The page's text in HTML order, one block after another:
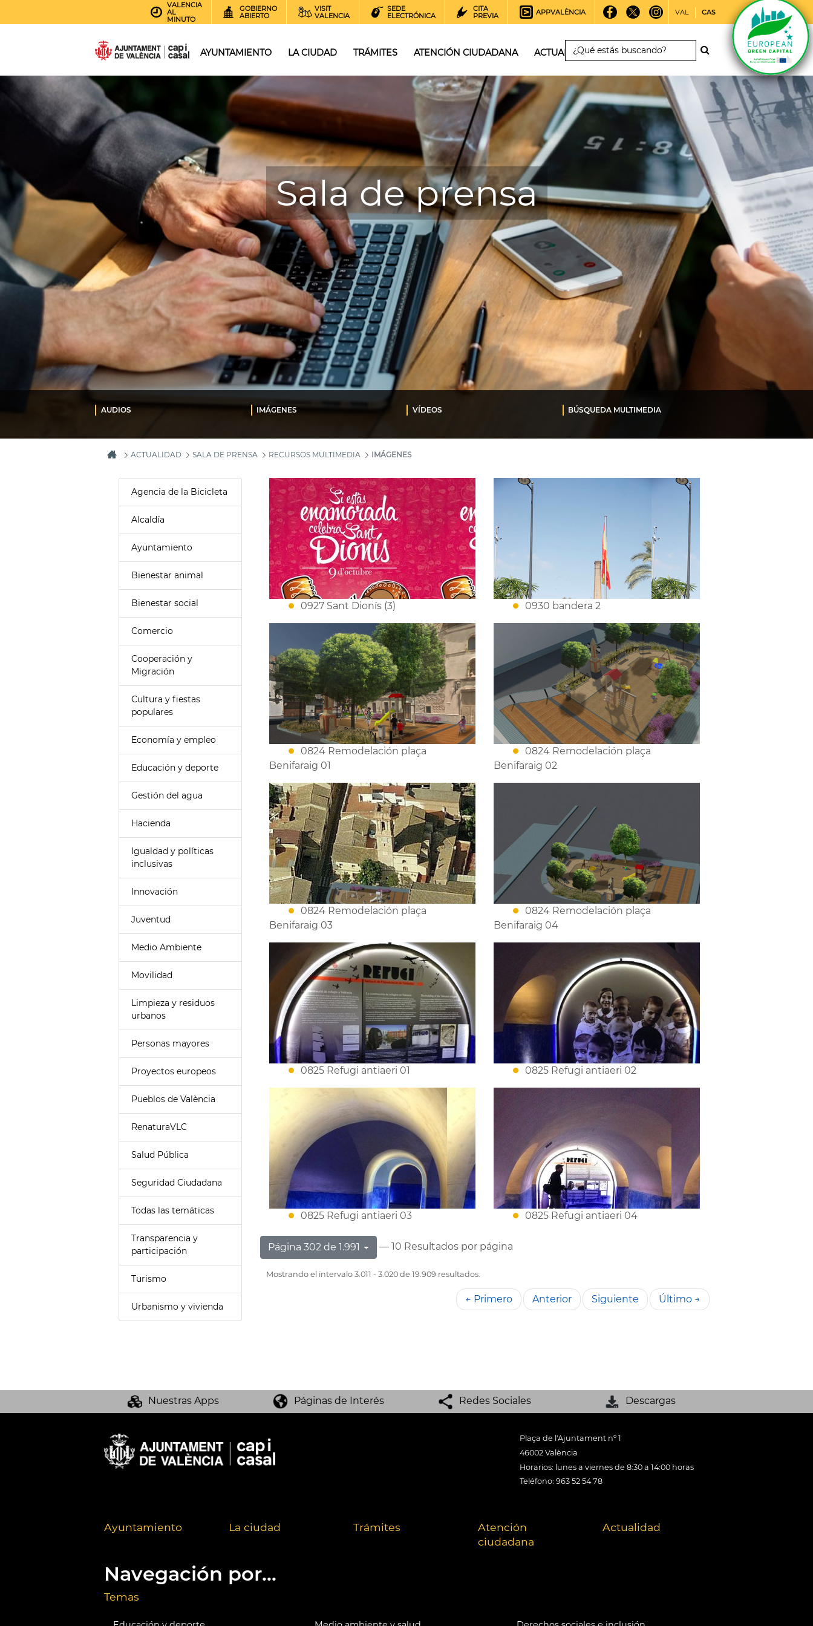
VALENCIA
AL
MINUTO
GOBIERNO
ABIERTO
VISIT
VALENCIA
SEDE
ELECTRÓNICA
CITA
PREVIA
APPVALÈNCIA VAL CAS
AYUNTAMIENTO LA CIUDAD TRÁMITES ATENCIÓN CIUDADANA ACTUALIDAD
Sala de prensa
AUDIOS IMÁGENES VÍDEOS BÚSQUEDA MULTIMEDIA
ACTUALIDAD SALA DE PRENSA RECURSOS MULTIMEDIA IMÁGENES
Agencia de la Bicicleta
Alcaldía
Ayuntamiento
Bienestar animal
Bienestar social
Comercio
Cooperación y
Migración
Cultura y fiestas
populares
Economía y empleo
Educación y deporte
Gestión del agua
Hacienda
Igualdad y políticas
inclusivas
Innovación
Juventud
Medio Ambiente
Movilidad
Limpieza y residuos
urbanos
Personas mayores
Proyectos europeos
Pueblos de València
RenaturaVLC
Salud Pública
Seguridad Ciudadana
Todas las temáticas
Transparencia y
participación
Turismo
Urbanismo y vivienda
0927 Sant Dionís (3) 0930 bandera 2
0824 Remodelación plaça
Benifaraig 01
0824 Remodelación plaça
Benifaraig 02
0824 Remodelación plaça
Benifaraig 03
0824 Remodelación plaça
Benifaraig 04
0825 Refugi antiaeri 01 0825 Refugi antiaeri 02
0825 Refugi antiaeri 03 0825 Refugi antiaeri 04
Página 302 de 1.991 — 10 Resultados por página
Mostrando el intervalo 3.011 - 3.020 de 19.909 resultados.
← Primero Anterior Siguiente Último →
Nuestras Apps Páginas de Interés Redes Sociales Descargas
Plaça de l'Ajuntament nº 1
46002 València
Horarios: lunes a viernes de 8:30 a 14:00 horas
Teléfono: 963 52 54 78
Ayuntamiento La ciudad Trámites
Atención
ciudadana
Actualidad
Navegación por...
Temas